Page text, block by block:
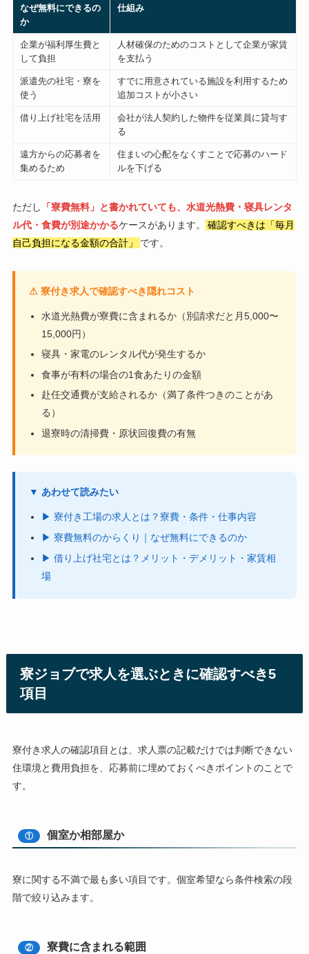
なぜ無料にできるの
か
仕組み
企業が福利厚生費と
して負担
人材確保のためのコストとして企業が家賃
を支払う
派遣先の社宅・寮を
使う
すでに用意されている施設を利用するため
追加コストが小さい
借り上げ社宅を活用
会社が法人契約した物件を従業員に貸与す
る
遠方からの応募者を
集めるため
住まいの心配をなくすことで応募のハード
ルを下げる
ただし
「寮費無料」と書かれていても、水道光熱費・寝具レンタ
ル代・食費が別途かかるケースがあります。
確認すべきは「毎月
自己負担になる金額の合計」
です。
⚠ 寮付き求人で確認すべき隠れコスト
水道光熱費が寮費に含まれるか（別請求だと月5,000〜
15,000円）
寝具・家電のレンタル代が発生するか
食事が有料の場合の1食あたりの金額
赴任交通費が支給されるか（満了条件つきのことがあ
る）
退寮時の清掃費・原状回復費の有無
▼ あわせて読みたい
▶ 寮付き工場の求人とは？寮費・条件・仕事内容
▶ 寮費無料のからくり｜なぜ無料にできるのか
▶ 借り上げ社宅とは？メリット・デメリット・家賃相
場
寮ジョブで求人を選ぶときに確認すべき5
項目
寮付き求人の確認項目とは、求人票の記載だけでは判断できない
住環境と費用負担を、応募前に埋めておくべきポイントのことで
す。
① 個室か相部屋か
寮に関する不満で最も多い項目です。個室希望なら条件検索の段
階で絞り込みます。
② 寮費に含まれる範囲